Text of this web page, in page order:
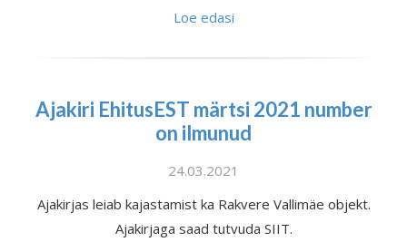
Loe edasi
Ajakiri EhitusEST märtsi 2021 number
on ilmunud
24.03.2021
Ajakirjas leiab kajastamist ka Rakvere Vallimäe objekt.
Ajakirjaga saad tutvuda SIIT.